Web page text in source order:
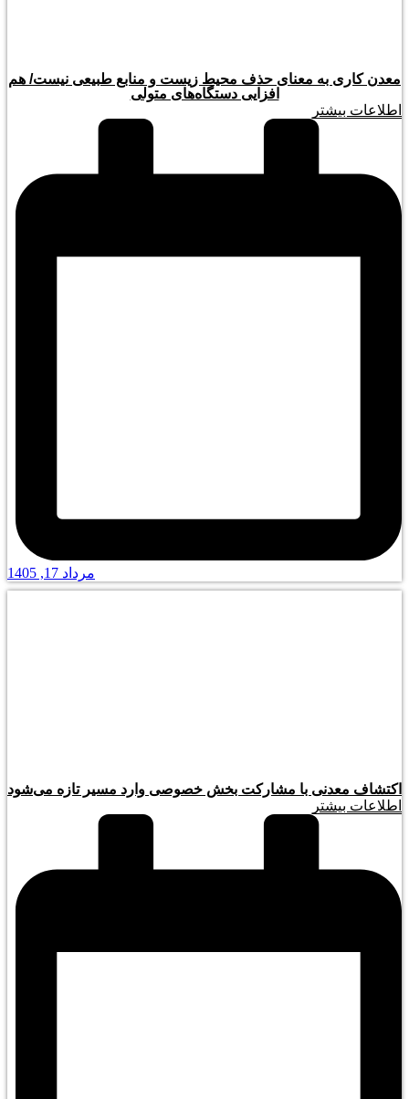
معدن کاری به معنای حذف محیط زیست و منابع طبیعی نیست/ هم
افزایی دستگاه‌های متولی
اطلاعات بیشتر
مرداد 17, 1405
اکتشاف معدنی با مشارکت بخش خصوصی وارد مسیر تازه می‌شود
اطلاعات بیشتر